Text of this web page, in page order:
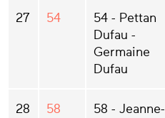
27 54
54 - Pettan
Dufau -
Germaine
Dufau
28 58
58 - Jeanne-